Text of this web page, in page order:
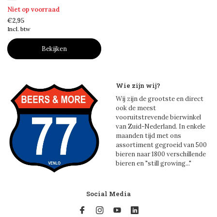
Niet op voorraad
€2,95
Incl. btw
Bekijken
Wie zijn wij?
Wij zijn de grootste en direct
ook de meest
vooruitstrevende bierwinkel
van Zuid-Nederland. In enkele
maanden tijd met ons
assortiment gegroeid van 500
bieren naar 1800 verschillende
bieren en "still growing..."
Social Media